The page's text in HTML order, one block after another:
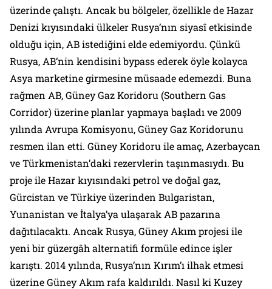
üzerinde çalıştı. Ancak bu bölgeler, özellikle de Hazar
Denizi kıyısındaki ülkeler Rusya’nın siyasî etkisinde
olduğu için, AB istediğini elde edemiyordu. Çünkü
Rusya, AB‘nin kendisini bypass ederek öyle kolayca
Asya marketine girmesine müsaade edemezdi. Buna
rağmen AB, Güney Gaz Koridoru (Southern Gas
Corridor) üzerine planlar yapmaya başladı ve 2009
yılında Avrupa Komisyonu, Güney Gaz Koridorunu
resmen ilan etti. Güney Koridoru ile amaç, Azerbaycan
ve Türkmenistan’daki rezervlerin taşınmasıydı. Bu
proje ile Hazar kıyısındaki petrol ve doğal gaz,
Gürcistan ve Türkiye üzerinden Bulgaristan,
Yunanistan ve İtalya’ya ulaşarak AB pazarına
dağıtılacaktı. Ancak Rusya, Güney Akım projesi ile
yeni bir güzergâh alternatifi formüle edince işler
karıştı. 2014 yılında, Rusya’nın Kırım’ı ilhak etmesi
üzerine Güney Akım rafa kaldırıldı. Nasıl ki Kuzey